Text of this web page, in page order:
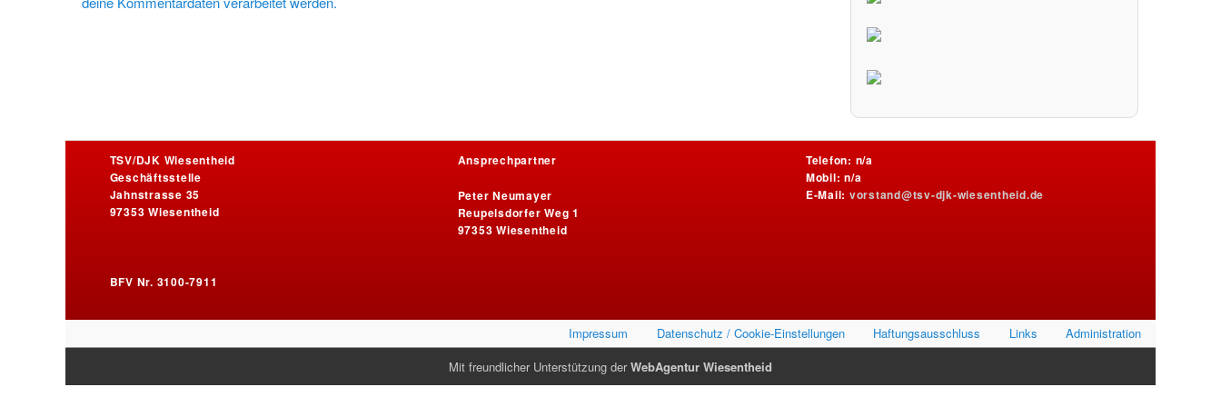
TSV/DJK Wiesentheid
Geschäftsstelle
Jahnstrasse 35
97353 Wiesentheid
BFV Nr. 3100-7911
Ansprechpartner
Peter Neumayer
Reupelsdorfer Weg 1
97353 Wiesentheid
Telefon: n/a
Mobil: n/a
E-Mail: vorstand@tsv-djk-wiesentheid.de
Administration
Links
Haftungsausschluss
Datenschutz / Cookie-Einstellungen
Impressum
Mit freundlicher Unterstützung derWebAgentur Wiesentheid